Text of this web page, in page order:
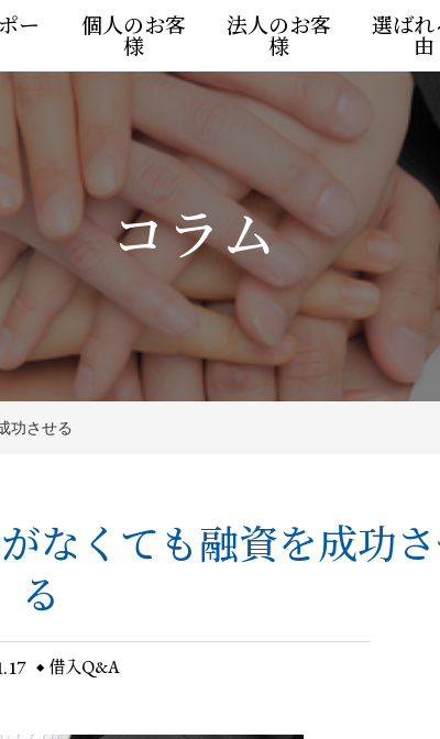
ー 個人のお客
様
法人のお客
様
選ばれ
由
コラム
功させる
なくても融資を成功
る
借入Q&A